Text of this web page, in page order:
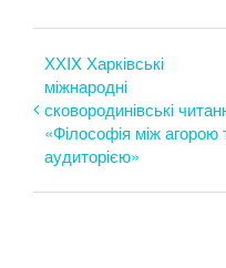
ХХIX Харківські
міжнародні
сковородинівські
«Філософія між агорою
аудиторією»